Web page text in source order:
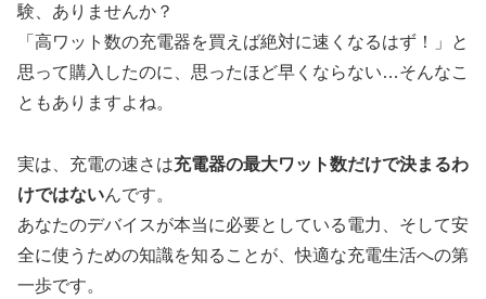
験、ありませんか？
「高ワット数の充電器を買えば絶対に速くなるはず！」と
思って購入したのに、思ったほど早くならない…そんなこ
ともありますよね。
実は、充電の速さは充電器の最大ワット数だけで決まるわ
けではないんです。
あなたのデバイスが本当に必要としている電力、そして安
全に使うための知識を知ることが、快適な充電生活への第
一歩です。